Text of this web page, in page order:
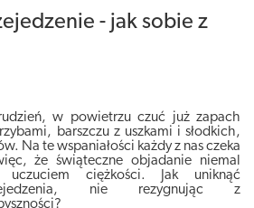
- jak sobie z
w powietrzu czuć już zapach
barszczu z uszkami i słodkich,
Na te wspaniałości każdy z nas czeka
że świąteczne objadanie niemal
ciężkości. Jak uniknąć
nie rezygnując z